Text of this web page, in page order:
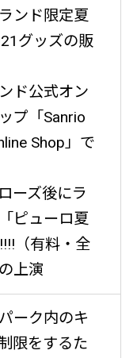
ンド限定夏
グッズの販
ド公式オン
プ「Sanrio
Shop」で
ーズ後にラ
ピューロ夏
（有料・全
上演
ーク内のキ
限をするた